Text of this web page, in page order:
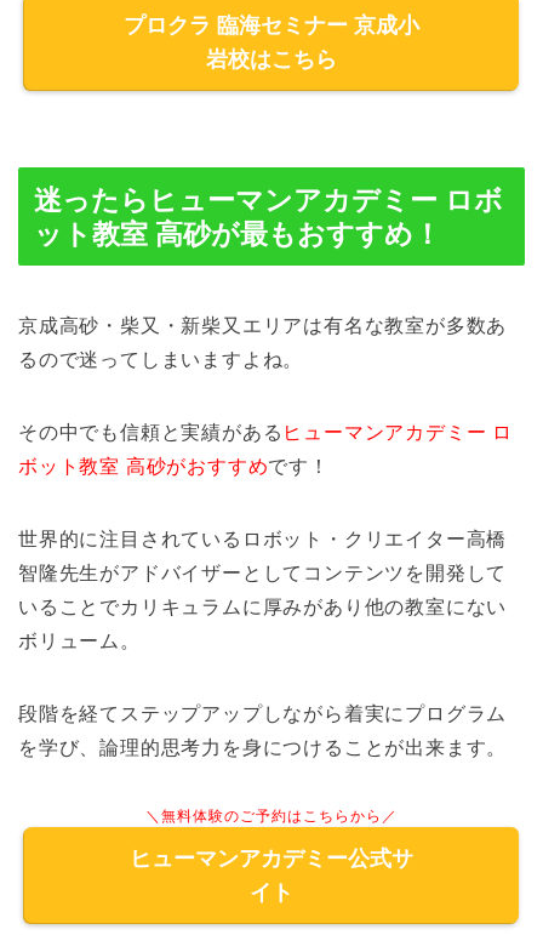
プロクラ 臨海セミナー 京成小
岩校はこちら
迷ったらヒューマンアカデミー ロボ
ット教室 高砂が最もおすすめ！
京成高砂・柴又・新柴又エリアは有名な教室が多数あ
るので迷ってしまいますよね。
その中でも信頼と実績がある ヒューマンアカデミー ロ
ボット教室 高砂がおすすめです！
世界的に注目されているロボット・クリエイター高橋
智隆先生がアドバイザーとしてコンテンツを開発して
いることでカリキュラムに厚みがあり他の教室にない
ボリューム。
段階を経てステップアップしながら着実にプログラム
を学び、論理的思考力を身につけることが出来ます。
＼無料体験のご予約はこちらから／
ヒューマンアカデミー公式サ
イト